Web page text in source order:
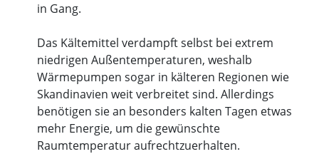
in Gang.
Das Kältemittel verdampft selbst bei extrem
niedrigen Außentemperaturen, weshalb
Wärmepumpen sogar in kälteren Regionen wie
Skandinavien weit verbreitet sind. Allerdings
benötigen sie an besonders kalten Tagen etwas
mehr Energie, um die gewünschte
Raumtemperatur aufrechtzuerhalten.